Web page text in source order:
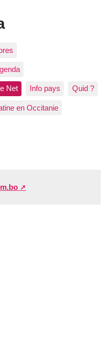
Net Info pays Quid ?
en Occitanie